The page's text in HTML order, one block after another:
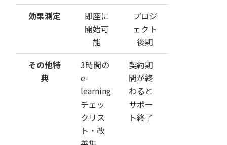
効果測定
即座に
開始可
能
プロジ
ェクト
後期
その他特
典
3時間の
e-
learning
チェッ
クリス
ト・改
契約期
間が終
わると
サポー
ト終了